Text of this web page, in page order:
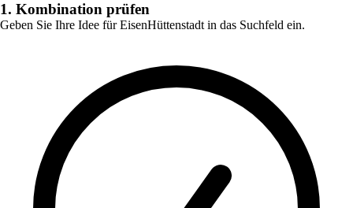
1. Kombination prüfen
Geben Sie Ihre Idee fürEisenHüttenstadt in das Suchfeld ein.